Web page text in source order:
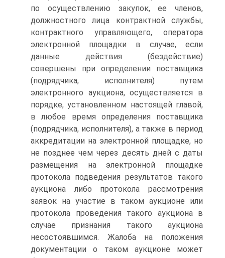
по осуществлению закупок, ее членов,
должностного лица контрактной службы,
контрактного управляющего, оператора
электронной площадки в случае, если
данные действия (бездействие)
совершены при определении поставщика
(подрядчика, исполнителя) путем
электронного аукциона, осуществляется в
порядке, установленном настоящей главой,
в любое время определения поставщика
(подрядчика, исполнителя), а также в период
аккредитации на электронной площадке, но
не позднее чем через десять дней с даты
размещения на электронной площадке
протокола подведения результатов такого
аукциона либо протокола рассмотрения
заявок на участие в таком аукционе или
протокола проведения такого аукциона в
случае признания такого аукциона
несостоявшимся. Жалоба на положения
документации о таком аукционе может